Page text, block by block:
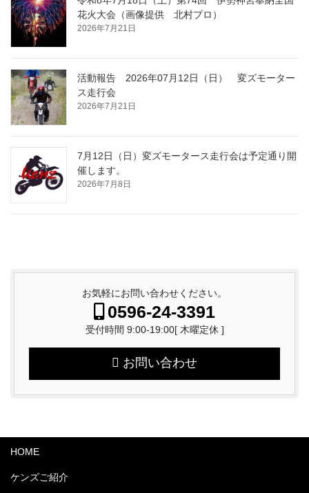
花火大会（画像提供 北村プロ）
2026年7月21日
活動報告 2026年07月12日（日） 変ズモーター
ス走行会
2026年7月21日
7月12日（日）変ズモータース走行会は予定通り開
催します。
2026年7月8日
お気軽にお問い合わせください。
0596-24-3391
受付時間 9:00-19:00[ 木曜定休 ]
お問い合わせ
HOME
ケンズご紹介